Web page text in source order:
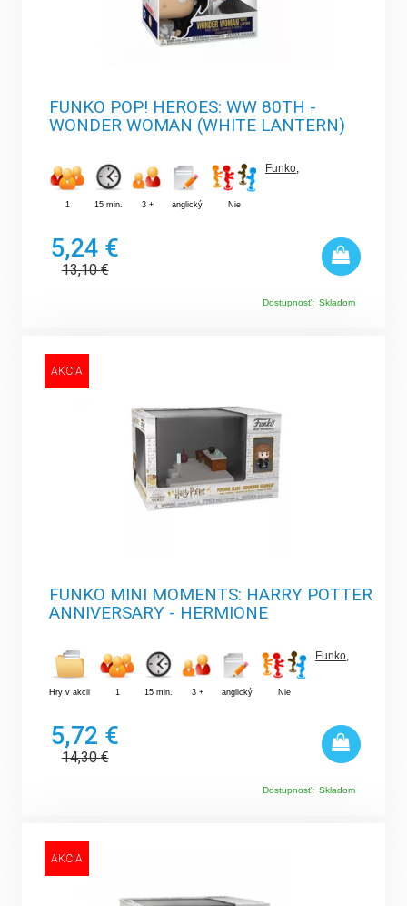
FUNKO POP! HEROES: WW 80TH -
WONDER WOMAN (WHITE LANTERN)
1 15 min. 3 + anglický Nie
Funko,
5,24 €
13,10€
Dostupnosť: Skladom
AKCIA
FUNKO MINI MOMENTS: HARRY POTTER
ANNIVERSARY - HERMIONE
Hry v akcii 1 15 min. 3 + anglický Nie
Funko,
5,72 €
14,30€
Dostupnosť: Skladom
AKCIA